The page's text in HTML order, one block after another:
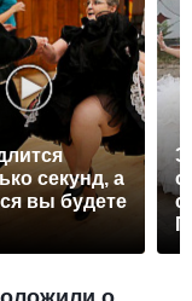
секунд, а
вы будете